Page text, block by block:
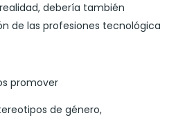
debería también
de las profesiones tecnológica
promover
de género,